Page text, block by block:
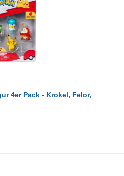
4er Pack - Krokel, Felor,